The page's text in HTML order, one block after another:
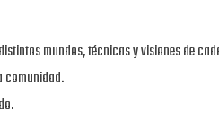
mundos, técnicas y visiones de
comunidad.